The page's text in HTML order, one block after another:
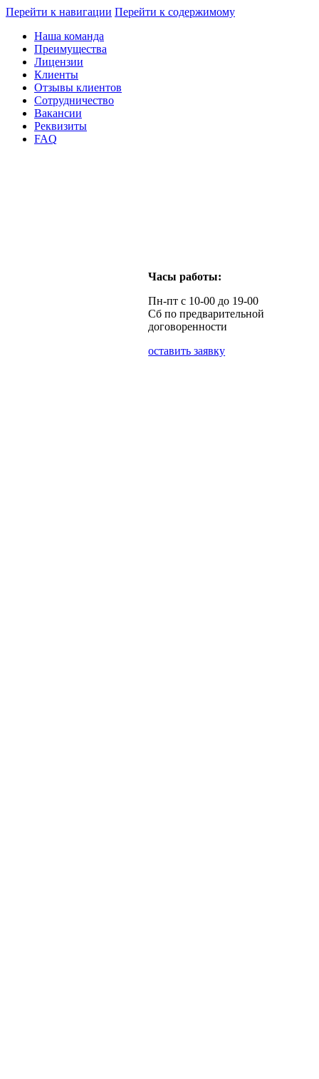
Перейти к навигации Перейти к содержимому
Наша команда
Преимущества
Лицензии
Клиенты
Отзывы клиентов
Сотрудничество
Вакансии
Реквизиты
FAQ
Часы работы:
Пн-пт с 10-00 до 19-00
Сб по предварительной
договоренности
оставить заявку